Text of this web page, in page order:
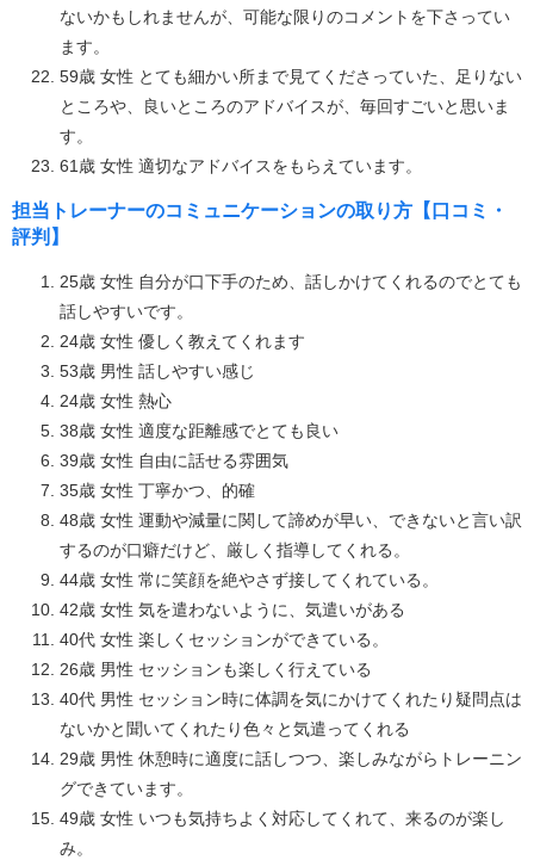
ないかもしれませんが、可能な限りのコメントを下さってい
ます。
59歳 女性 とても細かい所まで見てくださっていた、足りない
ところや、良いところのアドバイスが、毎回すごいと思いま
す。
61歳 女性 適切なアドバイスをもらえています。
担当トレーナーのコミュニケーションの取り方【口コミ・
評判】
25歳 女性 自分が口下手のため、話しかけてくれるのでとても
話しやすいです。
24歳 女性 優しく教えてくれます
53歳 男性 話しやすい感じ
24歳 女性 熱心
38歳 女性 適度な距離感でとても良い
39歳 女性 自由に話せる雰囲気
35歳 女性 丁寧かつ、的確
48歳 女性 運動や減量に関して諦めが早い、できないと言い訳
するのが口癖だけど、厳しく指導してくれる。
44歳 女性 常に笑顔を絶やさず接してくれている。
42歳 女性 気を遣わないように、気遣いがある
40代 女性 楽しくセッションができている。
26歳 男性 セッションも楽しく行えている
40代 男性 セッション時に体調を気にかけてくれたり疑問点は
ないかと聞いてくれたり色々と気遣ってくれる
29歳 男性 休憩時に適度に話しつつ、楽しみながらトレーニン
グできています。
49歳 女性 いつも気持ちよく対応してくれて、来るのが楽し
み。